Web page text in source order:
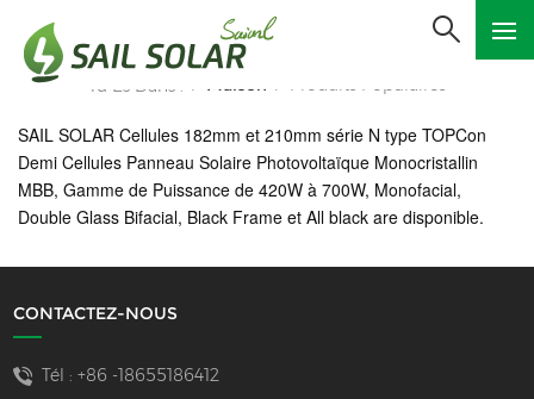
Tu Es Dans : Maison Produits Populaires
SAIL SOLAR Cellules 182mm et 210mm série N type TOPCon
Demi Cellules Panneau Solaire Photovoltaïque Monocristallin
MBB, Gamme de Puissance de 420W à 700W, Monofacial,
Double Glass Bifacial, Black Frame et All black are disponible.
CONTACTEZ-NOUS
Tél : +86 -18655186412